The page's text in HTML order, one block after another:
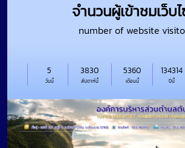
จำนวนผู้เข้าชมเว็บ
number of website
วันนี้
5
สัปดาห์นี้
3830
เดือนนี้
5360
ปีนี้
134314